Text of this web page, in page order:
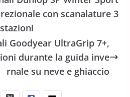
con scanalature 3
Goodyear UltraGrip 7+,
durante la guida inve
rnale su neve e ghiaccio